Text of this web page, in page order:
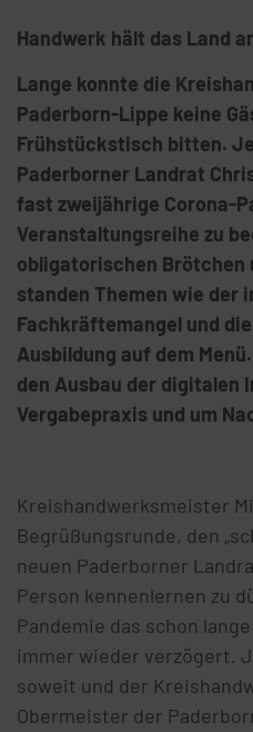
Handwerk hält das Land
Lange konnte die
Paderborn-Lippe keine
Frühstückstisch bitten.
Paderborner Landrat
fast zweijährige Corona-
Veranstaltungsreihe zu
obligatorischen Brötchen
standen Themen wie der
Fachkräftemangel und
Ausbildung auf dem
den Ausbau der digitalen
Vergabepraxis und um
Kreishandwerksmeister
Begrüßungsrunde, den
neuen Paderborner
Person kennenlernen zu
Pandemie das schon
immer wieder verzögert.
soweit und der
Obermeister der